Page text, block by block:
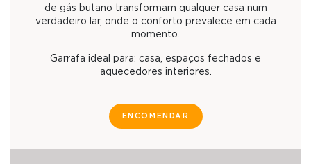
de gás butano transformam qualquer casa num
verdadeiro lar, onde o conforto prevalece em cada
momento.
Garrafa ideal para: casa, espaços fechados e
aquecedores interiores.
ENCOMENDAR